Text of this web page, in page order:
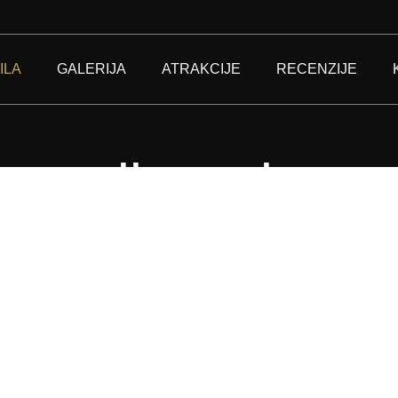
GALERIJA ATRAKCIJE RECENZIJE
vila sa